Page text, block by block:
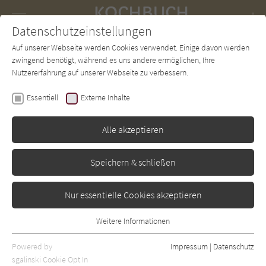
SUCHE Forum Charts Newsletter
Christoph Wagner
Die schnelle Küche: Die
222 besten 15-Minuten-
Rezepte
Pichler Erschienen: Januar 2010 Bibliogr. Angaben 0
Datenschutzeinstellungen
Auf unserer Webseite werden Cookies verwendet. Einige davon werden
zwingend benötigt, während es uns andere ermöglichen, Ihre
Nutzererfahrung auf unserer Webseite zu verbessern.
Essentiell Externe Inhalte
Alle akzeptieren
Speichern & schließen
Nur essentielle Cookies akzeptieren
Essentielle Cookies werden für grundlegende Funktionen der
Webseite benötigt. Dadurch ist gewährleistet, dass die Webseite
Weitere Informationen
Powered by
sgalinski Cookie Opt In
Impressum | Datenschutz